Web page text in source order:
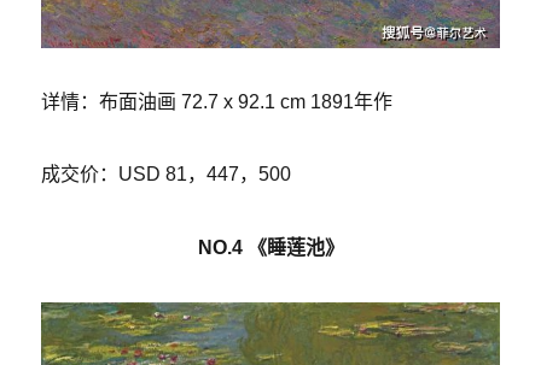
详情：布面油画 72.7 x 92.1 cm 1891年作
成交价：USD 81，447，500
NO.4 《睡莲池》